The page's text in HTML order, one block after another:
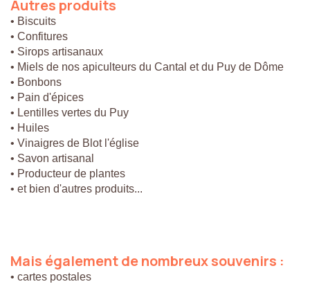
Autres produits
• Biscuits
• Confitures
• Sirops artisanaux
• Miels de nos apiculteurs du Cantal et du Puy de Dôme
• Bonbons
• Pain d'épices
• Lentilles vertes du Puy
• Huiles
• Vinaigres de Blot l'église
• Savon artisanal
• Producteur de plantes
• et bien d'autres produits...
Mais égalementdenombreuxsouvenirs :
• cartes postales